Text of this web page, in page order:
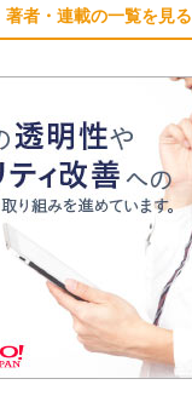
著者・連載の一覧を見る